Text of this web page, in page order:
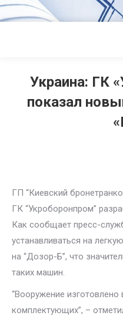
Украина: ГК
показал
ГП “Киевский
ГК “Укроборонпром”
Как сообщает пресс-
устанавливаться на
на “Дозор-Б”, что
таких машин.
“Вооружение изготовлено
комплектующих”, –